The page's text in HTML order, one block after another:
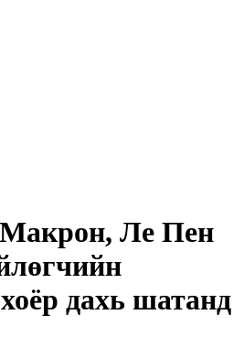
Ле Пен
дахь шатанд